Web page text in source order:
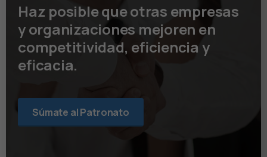
Haz posible que otras empresas
y organizaciones mejoren en
competitividad, eficiencia y
eficacia.
Súmate al Patronato